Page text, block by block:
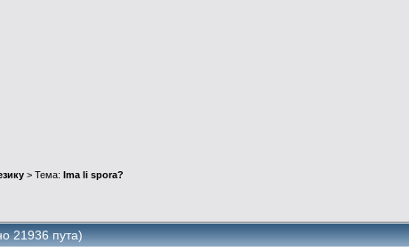
> Тема: Ima li spora?
21936 пута)